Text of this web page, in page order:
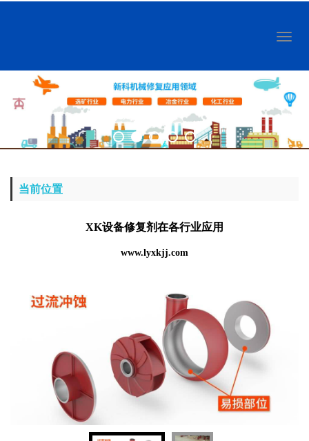
当前位置
XK设备修复剂在各行业应用
www.lyxkjj.com